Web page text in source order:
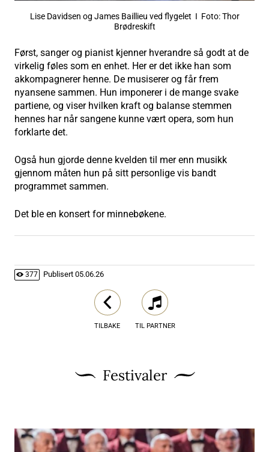
Lise Davidsen og James Baillieu ved flygelet I Foto: Thor
Brødreskift
Først, sanger og pianist kjenner hverandre så godt at de
virkelig føles som en enhet. Her er det ikke han som
akkompagnerer henne. De musiserer og får frem
nyansene sammen. Hun imponerer i de mange svake
partiene, og viser hvilken kraft og balanse stemmen
hennes har når sangene kunne vært opera, som hun
forklarte det.
Også hun gjorde denne kvelden til mer enn musikk
gjennom måten hun på sitt personlige vis bandt
programmet sammen.
Det ble en konsert for minnebøkene.
377 Publisert 05.06.26
TILBAKE TIL PARTNER
Festivaler